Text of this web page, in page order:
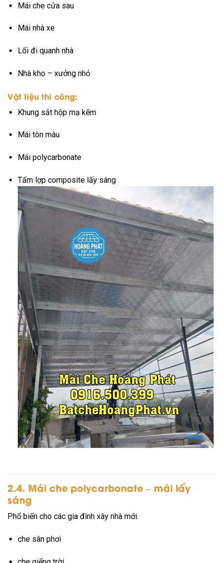
Mái che cửa sau
Mái nhà xe
Lối đi quanh nhà
Nhà kho – xưởng nhỏ
Vật liệu thi công:
Khung sắt hộp mạ kẽm
Mái tôn màu
Mái polycarbonate
Tấm lợp composite lấy sáng
2.4. Mái che polycarbonate – mái lấy
sáng
Phổ biến cho các gia đình xây nhà mới:
che sân phơi